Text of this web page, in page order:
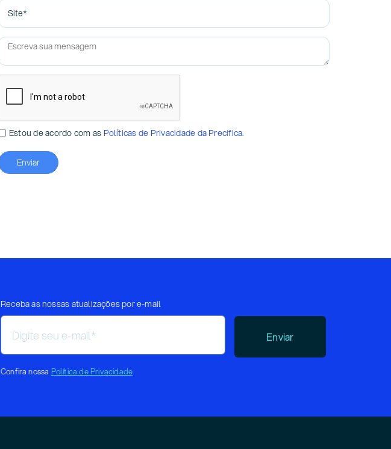
Estou de acordo com as Políticas de Privacidade da Precifica.
Receba as nossas atualizações por e-mail
Confira nossa Política de Privacidade
Enviar